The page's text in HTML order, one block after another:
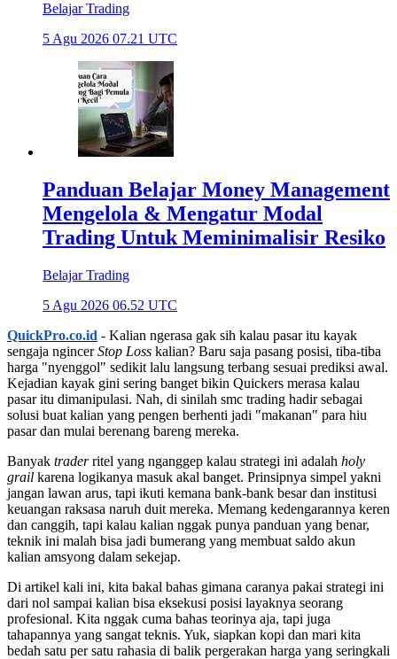
Belajar Trading
5 Agu 2026 07.21 UTC
Panduan Belajar Money Management
Mengelola & Mengatur Modal
Trading Untuk Meminimalisir Resiko
Belajar Trading
5 Agu 2026 06.52 UTC
QuickPro.co.id - Kalian ngerasa gak sih kalau pasar itu kayak
sengaja ngincerStop Loss kalian? Baru saja pasang posisi, tiba-tiba
harga "nyenggol" sedikit lalu langsung terbang sesuai prediksi awal.
Kejadian kayak gini sering banget bikin Quickers merasa kalau
pasar itu dimanipulasi. Nah, di sinilah smc trading hadir sebagai
solusi buat kalian yang pengen berhenti jadi "makanan" para hiu
pasar dan mulai berenang bareng mereka.
Banyak trader ritel yang nganggep kalau strategi ini adalah holy
grail karena logikanya masuk akal banget. Prinsipnya simpel yakni
jangan lawan arus, tapi ikuti kemana bank-bank besar dan institusi
keuangan raksasa naruh duit mereka. Memang kedengarannya keren
dan canggih, tapi kalau kalian nggak punya panduan yang benar,
teknik ini malah bisa jadi bumerang yang membuat saldo akun
kalian amsyong dalam sekejap.
Di artikel kali ini, kita bakal bahas gimana caranya pakai strategi ini
dari nol sampai kalian bisa eksekusi posisi layaknya seorang
profesional. Kita nggak cuma bahas teorinya aja, tapi juga
tahapannya yang sangat teknis. Yuk, siapkan kopi dan mari kita
bedah satu per satu rahasia di balik pergerakan harga yang seringkali